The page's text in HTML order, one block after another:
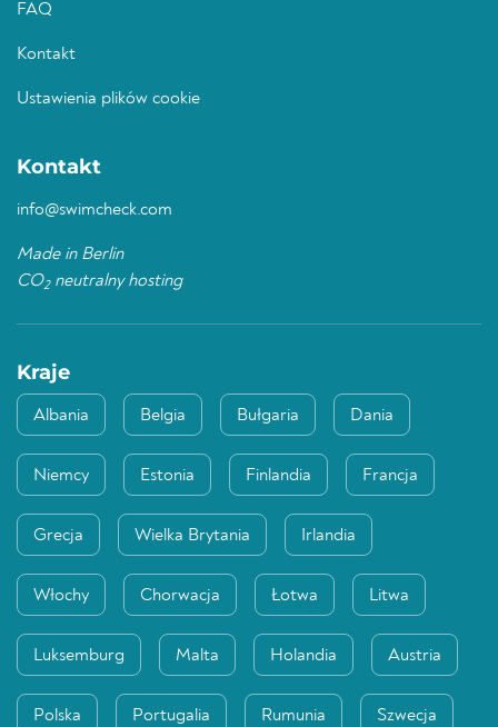
FAQ
Kontakt
Ustawienia plików cookie
Kontakt
info@swimcheck.com
Made in Berlin
CO2neutralny hosting
Kraje
Albania Belgia Bułgaria Dania
Niemcy Estonia Finlandia Francja
Grecja Wielka Brytania Irlandia
Włochy Chorwacja Łotwa Litwa
Luksemburg Malta Holandia Austria
Polska Portugalia Rumunia Szwecja